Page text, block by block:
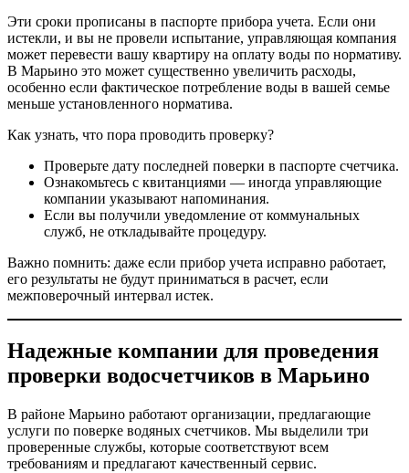
Эти сроки прописаны в паспорте прибора учета. Если они
истекли, и вы не провели испытание, управляющая компания
может перевести вашу квартиру на оплату воды по нормативу.
В Марьино это может существенно увеличить расходы,
особенно если фактическое потребление воды в вашей семье
меньше установленного норматива.
Как узнать, что пора проводить проверку?
Проверьте дату последней поверки в паспорте счетчика.
Ознакомьтесь с квитанциями — иногда управляющие
компании указывают напоминания.
Если вы получили уведомление от коммунальных
служб, не откладывайте процедуру.
Важно помнить: даже если прибор учета исправно работает,
его результаты не будут приниматься в расчет, если
межповерочный интервал истек.
Надежные компании для проведения
проверки водосчетчиков в Марьино
В районе Марьино работают организации, предлагающие
услуги по поверке водяных счетчиков. Мы выделили три
проверенные службы, которые соответствуют всем
требованиям и предлагают качественный сервис.